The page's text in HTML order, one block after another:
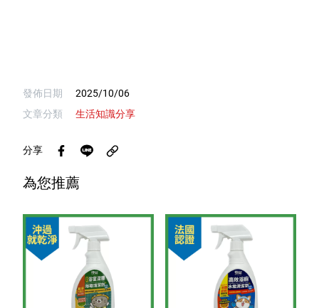
發佈日期
2025/10/06
文章分類
生活知識分享
分享
為您推薦